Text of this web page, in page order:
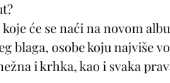
će se naći na novom
blaga, osobe koju najviše
i krhka, kao i svaka